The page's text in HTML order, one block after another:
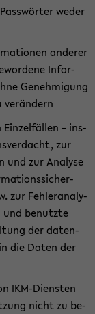
weder
an­de­rer
In­for­
Ge­neh­mi­gung
ver­än­dern
Ein­zel­fäl­len – ins­
zur
und zur Ana­ly­se
zur Feh­ler­ana­ly­
und be­nutz­te
der da­ten­
die Daten der
IKM-​Diensten
nicht zu be­